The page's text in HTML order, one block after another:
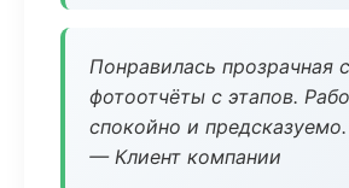
Понравилась прозрачная
фотоотчёты с этапов.
спокойно и предсказуемо.
— Клиент компании